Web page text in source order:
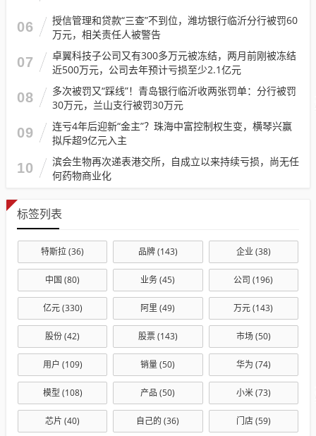
06
授信管理和贷款“三查”不到位，潍坊银行临沂分行被罚60
万元，相关责任人被警告
07
卓翼科技子公司又有300多万元被冻结，两月前刚被冻结
近500万元，公司去年预计亏损至少2.1亿元
08
多次被罚又“踩线”！青岛银行临沂收两张罚单：分行被罚
30万元，兰山支行被罚30万元
09
连亏4年后迎新“金主”？珠海中富控制权生变，横琴兴赢
拟斥超9亿元入主
10
滨会生物再次递表港交所，自成立以来持续亏损，尚无任
何药物商业化
标签列表
特斯拉(36) 品牌(143) 企业(38)
中国 (80) 业务(45) 公司 (196)
亿元(330) 阿里 (49) 万元(143)
股份(42) 股票(143) 市场(50)
用户 (109) 销量(50) 华为 (74)
模型 (108) 产品 (50) 小米(73)
芯片 (40) 自己的 (36) 门店(59)